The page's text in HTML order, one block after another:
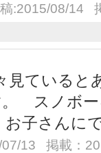
稿:2015/08/14
見ている
。 スノボ
子さんに
07/13 掲載：